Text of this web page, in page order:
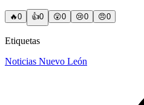
🔥0 👍0 😲0 😢0 😠0
Etiquetas
Noticias Nuevo León